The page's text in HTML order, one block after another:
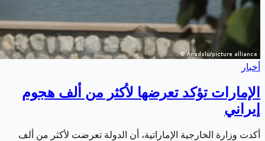
أخبار
الإمارات تؤكد تعرضها لأكثر من ألف هجوم
إيراني
أكدت وزارة الخارجية الإماراتية، أن الدولة تعرضت لأكثر من ألف